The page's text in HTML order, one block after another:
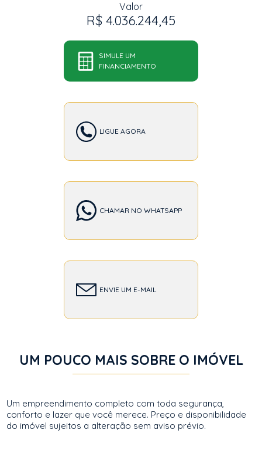
Valor
R$ 4.036.244,45
SIMULE UM
FINANCIAMENTO
LIGUE AGORA
CHAMAR NO WHATSAPP
ENVIE UM E-MAIL
UM POUCO MAIS SOBRE O IMÓVEL
Um empreendimento completo com toda segurança,
conforto e lazer que você merece. Preço e disponibilidade
do imóvel sujeitos a alteração sem aviso prévio.